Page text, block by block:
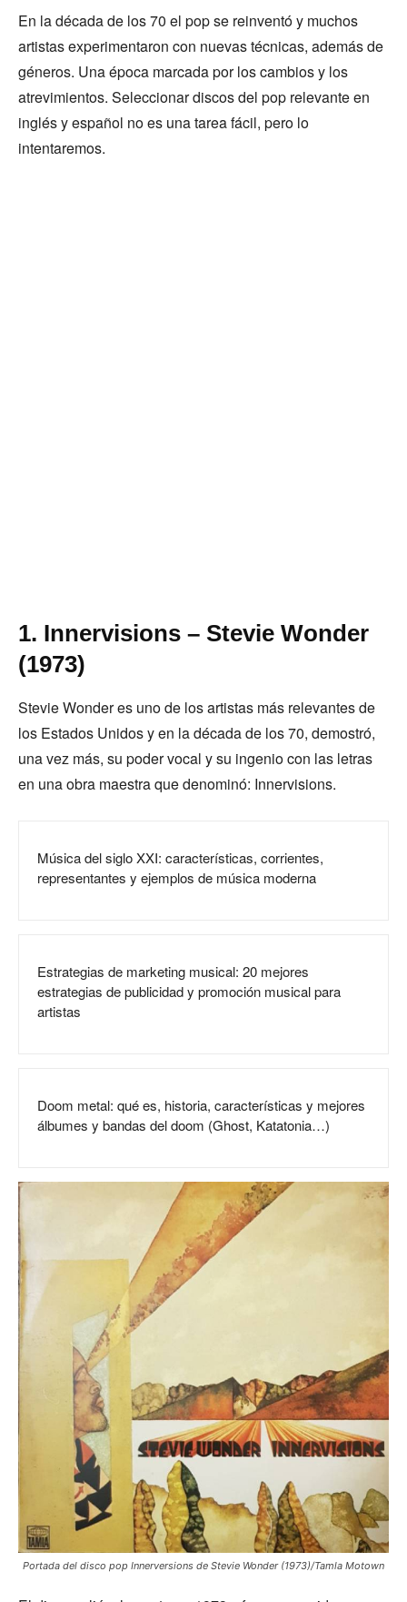
En la década de los 70 el pop se reinventó y muchos
artistas experimentaron con nuevas técnicas, además de
géneros. Una época marcada por los cambios y los
atrevimientos. Seleccionar discos del pop relevante en
inglés y español no es una tarea fácil, pero lo
intentaremos.
1. Innervisions – Stevie Wonder
(1973)
Stevie Wonder es uno de los artistas más relevantes de
los Estados Unidos y en la década de los 70, demostró,
una vez más, su poder vocal y su ingenio con las letras
en una obra maestra que denominó: Innervisions.
Música del siglo XXI: características, corrientes,
representantes y ejemplos de música moderna
Estrategias de marketing musical: 20 mejores
estrategias de publicidad y promoción musical para
artistas
Doom metal: qué es, historia, características y mejores
álbumes y bandas del doom (Ghost, Katatonia…)
Portada del disco pop Innerversions de Stevie Wonder (1973)/Tamla Motown